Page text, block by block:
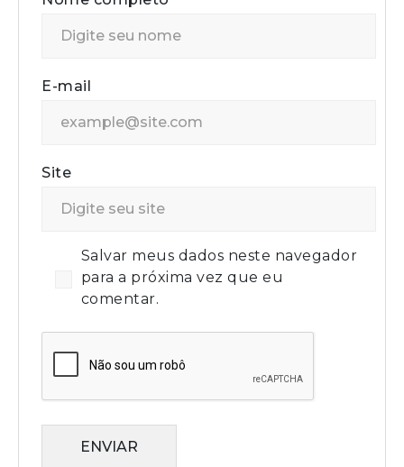
E-mail
Site
Salvar meus dados neste navegador
para a próxima vez que eu
comentar.
ENVIAR